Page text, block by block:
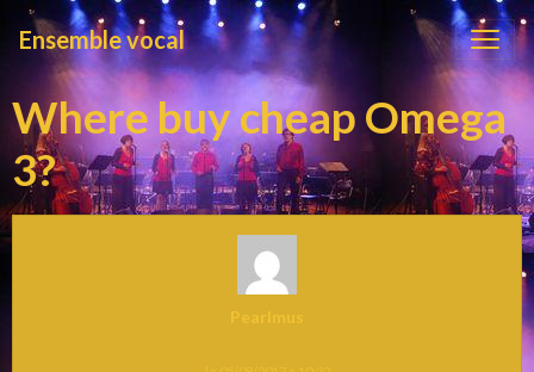
Ensemble vocal
Where buy cheap Omega
3?
Pearlmus